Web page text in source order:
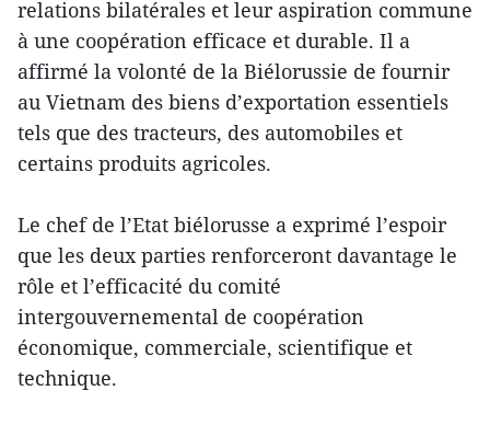
relations bilatérales et leur aspiration commune
à une coopération efficace et durable. Il a
affirmé la volonté de la Biélorussie de fournir
au Vietnam des biens d’exportation essentiels
tels que des tracteurs, des automobiles et
certains produits agricoles.
Le chef de l’Etat biélorusse a exprimé l’espoir
que les deux parties renforceront davantage le
rôle et l’efficacité du comité
intergouvernemental de coopération
économique, commerciale, scientifique et
technique.